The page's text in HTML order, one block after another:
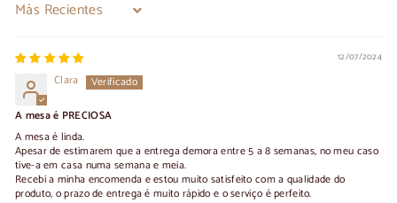
Sort by
12/07/2024
Clara
A mesa é PRECIOSA
A mesa é linda.
Apesar de estimarem que a entrega demora entre 5 a 8 semanas, no meu caso
tive-a em casa numa semana e meia.
Recebi a minha encomenda e estou muito satisfeito com a qualidade do
produto, o prazo de entrega é muito rápido e o serviço é perfeito.